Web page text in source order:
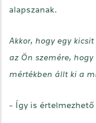
alapszanak.
Akkor, hogy egy
az Ön szemére,
mértékben állt ki a
- Így is értelmezhető